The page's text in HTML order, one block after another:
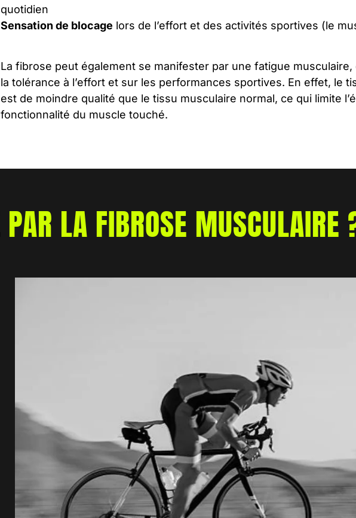
quotidien
Sensation de blocage lors de l’effort et des activités sportives (le
La fibrose peut également se manifester par une fatigue
la tolérance à l’effort et sur les performances sportives. En effet, le
est de moindre qualité que le tissu musculaire normal, ce qui limite
fonctionnalité du muscle touché.
PAR LA FIBROSE MUSCULAIRE